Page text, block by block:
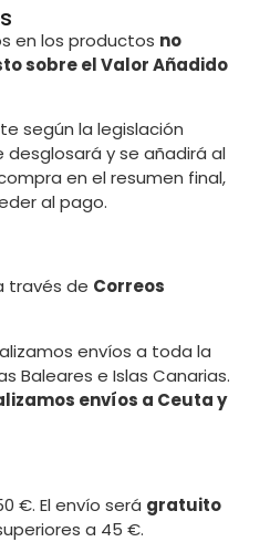
en los productos no
sobre el Valor Añadido
según la legislación
y se añadirá al
en el resumen final,
al pago.
través de Correos
envíos a toda la
Baleares e Islas Canarias.
envíos a Ceuta y
€. El envío será gratuito
a 45 €.